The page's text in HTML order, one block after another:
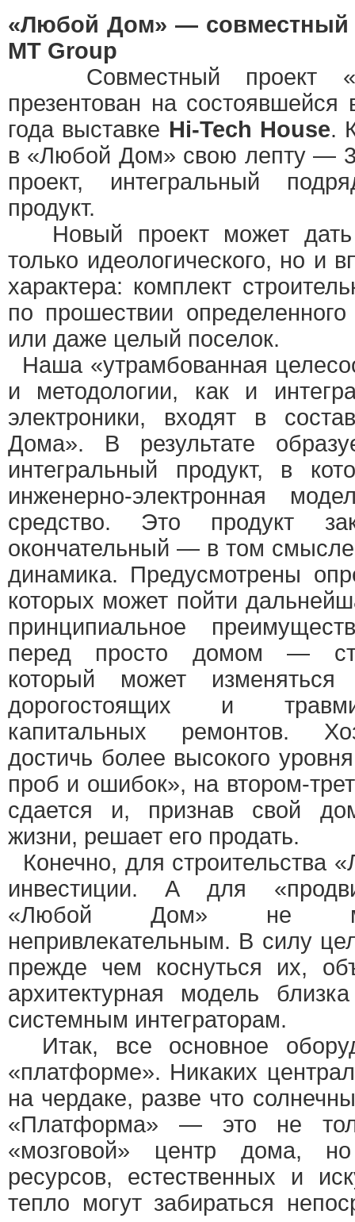
«Любой Дом» — совместный
MT Group
Совместный проект
презентован на
года выставке Hi-Tech House.
в «Любой Дом» свою лепту —
проект, интегральный
продукт.
Новый проект может дать
только идеологического, но и
характера: комплект
по прошествии
или даже целый поселок.
Наша «утрамбованная
и методологии, как и
электроники, входят в
Дома». В результате
интегральный продукт, в
инженерно-электронная
средство. Это продукт
окончательный — в том
динамика. Предусмотрены
которых может пойти
принципиальное
перед просто домом —
который может
дорогостоящих и
капитальных ремонтов.
достичь более высокого
проб и ошибок», на втором-
сдается и, признав свой
жизни, решает его продать.
Конечно, для строительства
инвестиции. А для
«Любой Дом» не
непривлекательным. В силу
прежде чем коснуться их,
архитектурная модель
системным интеграторам.
Итак, все основное
«платформе». Никаких
на чердаке, разве что
«Платформа» — это не
«мозговой» центр дома,
ресурсов, естественных и
тепло могут забираться